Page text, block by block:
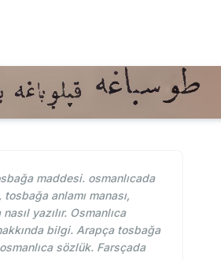
maddesi. osmanlıcada
anlamı manası,
yazılır. Osmanlıca
bilgi. Arapça tosbağa
sözlük. Farsçada